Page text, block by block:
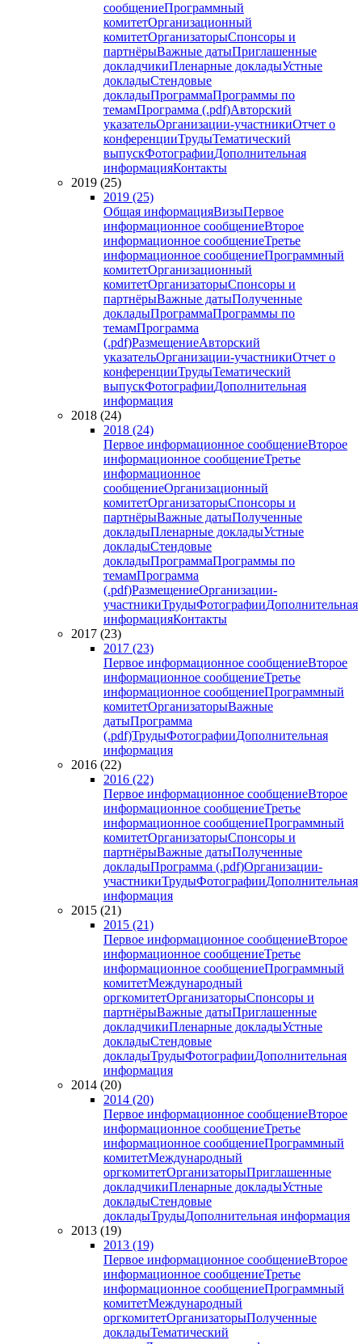
сообщениеПрограммный
комитетОрганизационный
комитетОрганизаторыСпонсоры и
партнёрыВажные датыПриглашенные
докладчикиПленарные докладыУстные
докладыСтендовые
докладыПрограммаПрограммы по
темамПрограмма (.pdf)Авторский
указательОрганизации-участникиОтчет о
конференцииТрудыТематический
выпускФотографииДополнительная
информацияКонтакты
2019 (25)
2019 (25)
Общая информацияВизыПервое
информационное сообщениеВторое
информационное сообщениеТретье
информационное сообщениеПрограммный
комитетОрганизационный
комитетОрганизаторыСпонсоры и
партнёрыВажные датыПолученные
докладыПрограммаПрограммы по
темамПрограмма
(.pdf)РазмещениеАвторский
указательОрганизации-участникиОтчет о
конференцииТрудыТематический
выпускФотографииДополнительная
информация
2018 (24)
2018 (24)
Первое информационное сообщениеВторое
информационное сообщениеТретье
информационное
сообщениеОрганизационный
комитетОрганизаторыСпонсоры и
партнёрыВажные датыПолученные
докладыПленарные докладыУстные
докладыСтендовые
докладыПрограммаПрограммы по
темамПрограмма
(.pdf)РазмещениеОрганизации-
участникиТрудыФотографииДополнительная
информацияКонтакты
2017 (23)
2017 (23)
Первое информационное сообщениеВторое
информационное сообщениеТретье
информационное сообщениеПрограммный
комитетОрганизаторыВажные
датыПрограмма
(.pdf)ТрудыФотографииДополнительная
информация
2016 (22)
2016 (22)
Первое информационное сообщениеВторое
информационное сообщениеТретье
информационное сообщениеПрограммный
комитетОрганизаторыСпонсоры и
партнёрыВажные датыПолученные
докладыПрограмма (.pdf)Организации-
участникиТрудыФотографииДополнительная
информация
2015 (21)
2015 (21)
Первое информационное сообщениеВторое
информационное сообщениеТретье
информационное сообщениеПрограммный
комитетМеждународный
оргкомитетОрганизаторыСпонсоры и
партнёрыВажные датыПриглашенные
докладчикиПленарные докладыУстные
докладыСтендовые
докладыТрудыФотографииДополнительная
информация
2014 (20)
2014 (20)
Первое информационное сообщениеВторое
информационное сообщениеТретье
информационное сообщениеПрограммный
комитетМеждународный
оргкомитетОрганизаторыПриглашенные
докладчикиПленарные докладыУстные
докладыСтендовые
докладыТрудыДополнительная информация
2013 (19)
2013 (19)
Первое информационное сообщениеВторое
информационное сообщениеТретье
информационное сообщениеПрограммный
комитетМеждународный
оргкомитетОрганизаторыПолученные
докладыТематический